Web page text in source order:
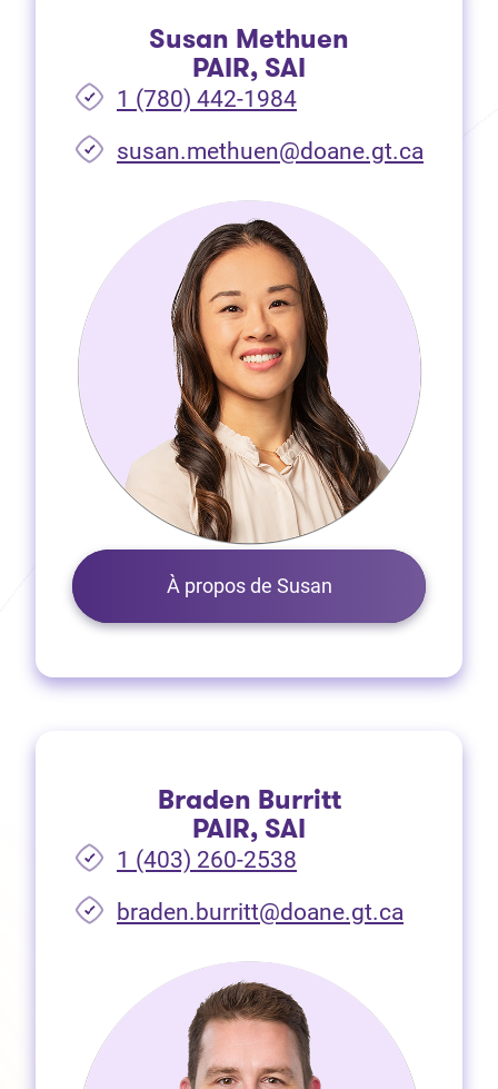
Susan Methuen
PAIR, SAI
1 (780) 442-1984
susan.methuen@doane.gt.ca
À propos de Susan
Braden Burritt
PAIR, SAI
1 (403) 260-2538
braden.burritt@doane.gt.ca